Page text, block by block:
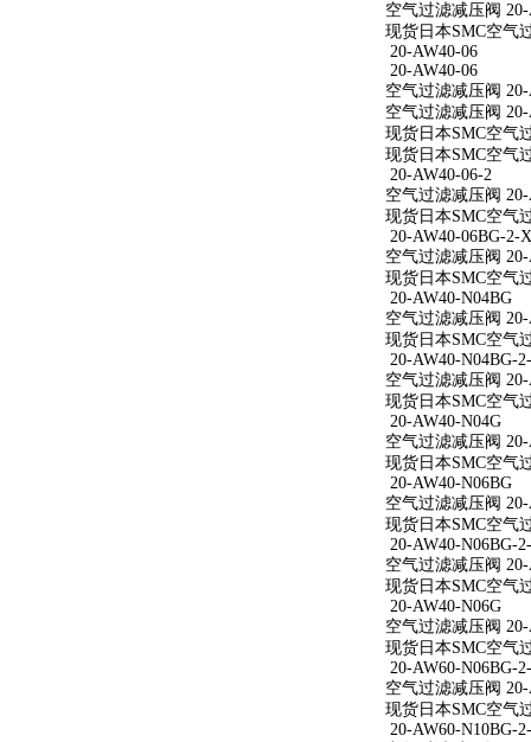
空气过滤减压阀
现货日本SMC空气
20-AW40-06
20-AW40-06
空气过滤减压阀 20-
空气过滤减压阀 20-
现货日本SMC空气
现货日本SMC空气
20-AW40-06-2
空气过滤减压阀
现货日本SMC空气
20-AW40-06BG-2-
空气过滤减压阀
现货日本SMC空气
20-AW40-N04BG
空气过滤减压阀
现货日本SMC空气
20-AW40-N04BG-
空气过滤减压阀
现货日本SMC空气
20-AW40-N04G
空气过滤减压阀
现货日本SMC空气
20-AW40-N06BG
空气过滤减压阀
现货日本SMC空气
20-AW40-N06BG-
空气过滤减压阀
现货日本SMC空气
20-AW40-N06G
空气过滤减压阀
现货日本SMC空气
20-AW60-N06BG-
空气过滤减压阀
现货日本SMC空气
20-AW60-N10BG-